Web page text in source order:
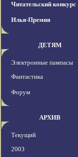
Читательский конкурс
Илья-Премия
ДЕТЯМ
Электронные пампасы
Фантастика
Форум
АРХИВ
Текущий
2003